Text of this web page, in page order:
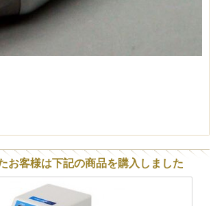
お客様は下記の商品を購入しました